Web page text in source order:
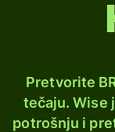
Pretvorite
tečaju. Wise
potrošnju i